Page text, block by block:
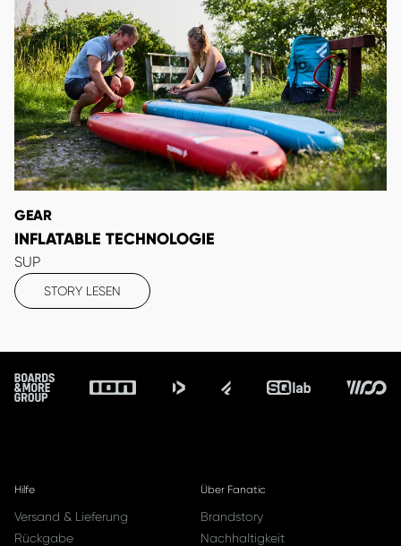
GEAR
INFLATABLE TECHNOLOGIE
SUP
STORY LESEN
Footer
Hilfe
Versand & Lieferung
Rückgabe
Über Fanatic
Brandstory
Nachhaltigkeit